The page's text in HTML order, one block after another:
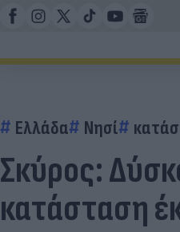
Ελλάδα Νησί
Σκύρος:
κατάσταση